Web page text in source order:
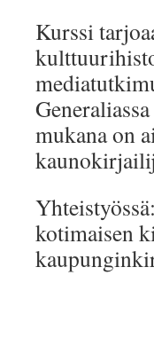
Kurssi
mukana on
kotimaisen